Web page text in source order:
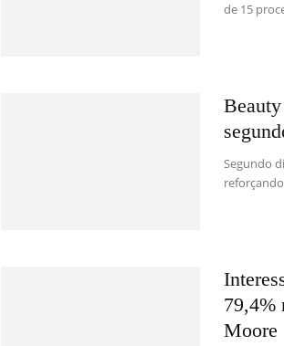
de 15
Segundo
79,4%
Moore